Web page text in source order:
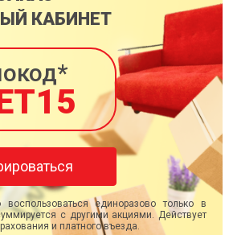
КАБИНЕТ
единоразово только в
с другими акциями. Действует
и платного въезда.